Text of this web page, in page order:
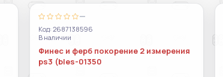
—
Код: 2687138596
В наличии
Финес и ферб покорение 2 измерения
ps3 (bles-01350